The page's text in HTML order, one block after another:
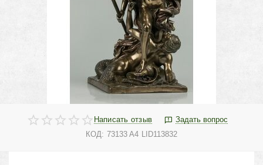
Написать отзыв
Задать вопрос
КОД: 73133 A4 LID113832